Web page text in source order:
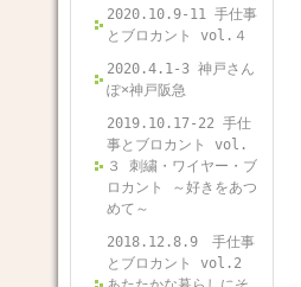
2020.10.9-11 手仕事
とブロカント vol.４
2020.4.1-3 神戸さん
ぽ×神戸阪急
2019.10.17-22 手仕
事とブロカント vol.
３ 刺繍・ワイヤー・ブ
ロカント ～好きをあつ
めて～
2018.12.8.9 手仕事
とブロカント vol.2